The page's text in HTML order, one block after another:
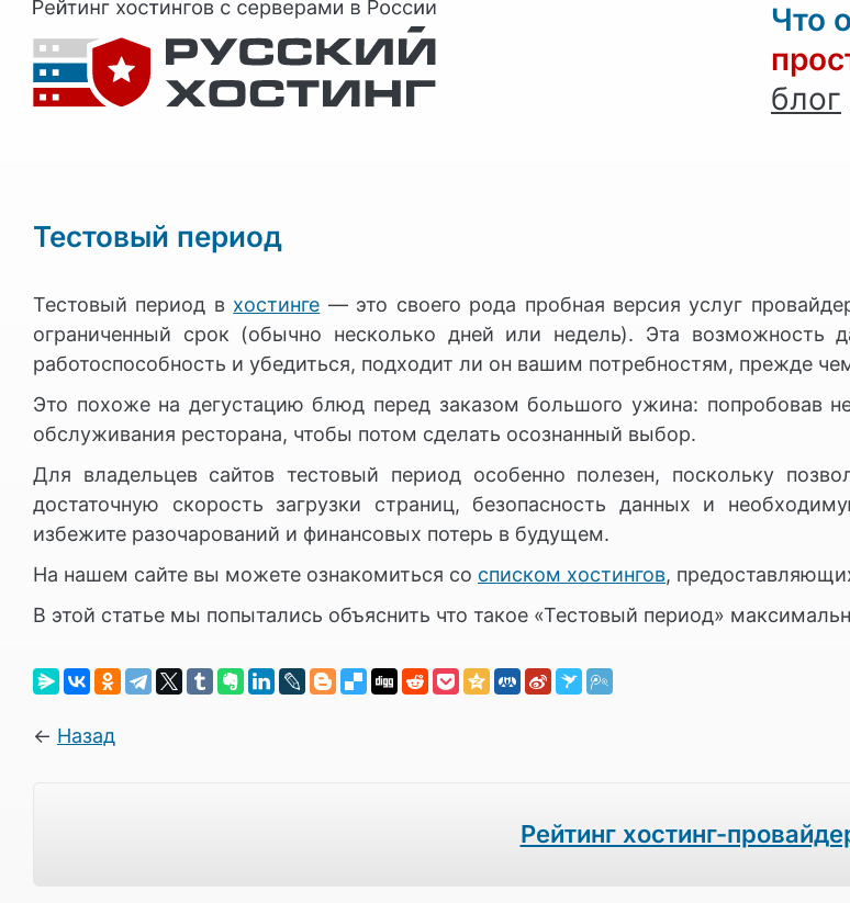
Что
блог
Тестовый период
Тестовый период в хостинге — это своего рода пробная версия услуг
ограниченный срок (обычно несколько дней или недель). Эта возможность
работоспособность и убедиться, подходит ли он вашим потребностям, прежде
Это похоже на дегустацию блюд перед заказом большого ужина: попробовав
обслуживания ресторана, чтобы потом сделать осознанный выбор.
Для владельцев сайтов тестовый период особенно полезен, поскольку
достаточную скорость загрузки страниц, безопасность данных и
избежите разочарований и финансовых потерь в будущем.
На нашем сайте вы можете ознакомиться со списком хостингов,
В этой статье мы попытались объяснить что такое «Тестовый период»
← Назад
Рейтинг хостинг-